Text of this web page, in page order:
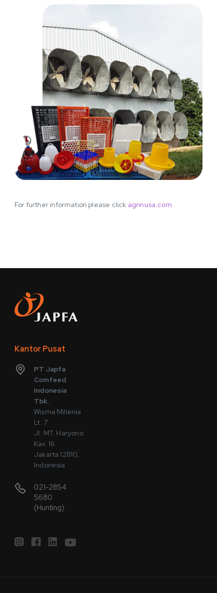
For further information please click agrinusa.com
Kantor Pusat
PT Japfa
Comfeed
Indonesia
Tbk.
Wisma Millenia
Lt. 7
Jl. MT. Haryono
Kav. 16
Jakarta 12810,
Indonesia
021-2854
5680
(Hunting)